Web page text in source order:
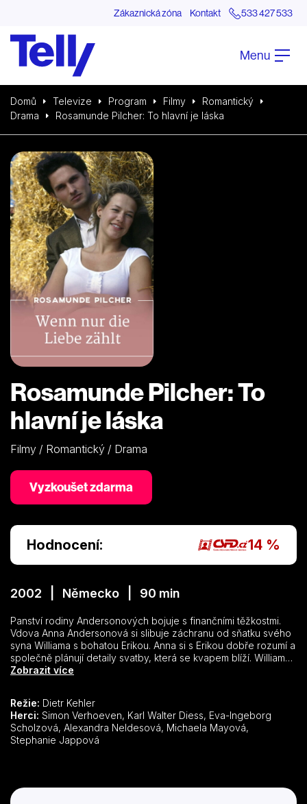
Zákaznická zóna Kontakt 533 427 533
Menu
Domů Televize Program Filmy
Romantický
Drama
Rosamunde Pilcher: To hlavní je láska
Rosamunde Pilcher: To
hlavní je láska
Filmy / Romantický / Drama
Vyzkoušet zdarma
Hodnocení: 14 %
2002 | Německo | 90 min
Panství rodiny Andersonových bojuje s finančními těžkostmi.
Vdova Anna Andersonová si slibuje záchranu od sňatku svého
syna Williama s bohatou Erikou. Anna si s Erikou dobře rozumí a
společně plánují detaily svatby, která se kvapem blíží. William
bývá na panství jen přes léto, protože jinak pracuje jako
Netuší, že dívky se vsadily s kamarádem, že prožijí týden bez
peněz na půvabném skotském venkově. Andrea při dalších
potížích pobyt vzdává, Joanna však chce věc dotáhnout do
konce. Schová se v osmaělé stodole, kde ji pak William
Zobrazit více
Režie: Dietr Kehler
Herci:
Scholzová, Alexandra Neldesová, Michaela Mayová,
Stephanie Jappová